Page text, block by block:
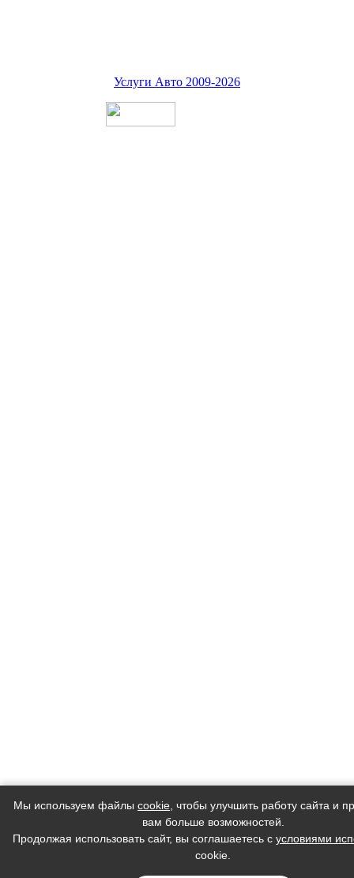
Услуги Авто 2009-2026
Мы используем файлы cookie , чтобы улучшить работу сайта и
вам больше возможностей.
Продолжая использовать сайт, вы соглашаетесь с условиями
cookie.